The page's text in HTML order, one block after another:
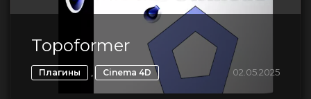
Topoformer
Плагины , Cinema 4D 02.05.2025